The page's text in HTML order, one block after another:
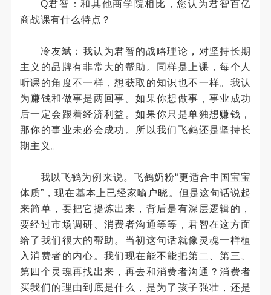
Q君智：和其他商学院相比，您认为君智百亿
商战课有什么特点？
冷友斌：我认为君智的战略理论，对坚持长期
主义的品牌有非常大的帮助。同样是上课，每个人
听课的角度不一样，想获取的知识也不一样。我认
为赚钱和做事是两回事。如果你想做事，事业成功
后一定会跟着经济利益。如果你只是单独想赚钱，
那你的事业未必会成功。所以我们飞鹤还是坚持长
期主义。
我以飞鹤为例来说。飞鹤奶粉“更适合中国宝宝
体质”，现在基本上已经家喻户晓。但是这句话说起
来简单，要把它提炼出来，背后是有深层逻辑的，
要经过市场调研、消费者沟通等等，君智在这方面
给了我们很大的帮助。当初这句话就像灵魂一样植
入消费者的内心。我们现在能不能把第二、第三、
第四个灵魂再找出来，再去和消费者沟通？消费者
买我们的理由到底是什么，是为了孩子强壮，还是